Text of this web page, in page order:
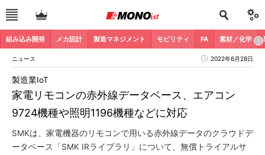
組み込み開発 メカ設計 製造マネジメント モビリティ FA 素材／化学
ニュース 2022年6月28日
家電リモコンの赤外線データベース、エアコン
9724機種や照明1196機種などに対応
製造業IoT
SMKは、家電機器のリモコンで用いる赤外線データのクラウドデ
ータベース「SMK IRライブラリ」について、無償トライアルサ